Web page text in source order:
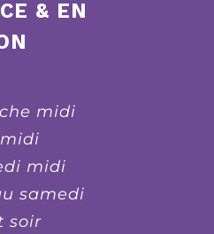
& EN
midi
midi
samedi
soir